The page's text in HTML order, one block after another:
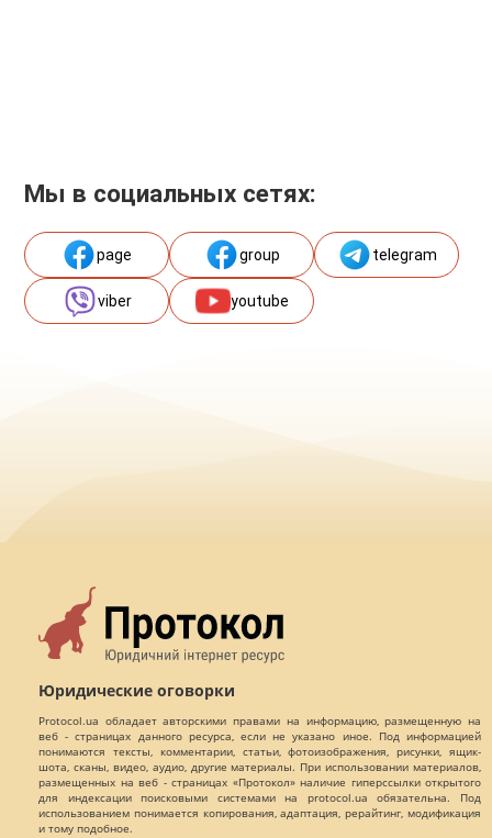
Мы в социальных сетях:
page group telegram
viber youtube
Юридические оговорки
Protocol.ua обладает авторскими правами на информацию, размещенную на
веб - страницах данного ресурса, если не указано иное. Под информацией
понимаются тексты, комментарии, статьи, фотоизображения, рисунки, ящик-
шота, сканы, видео, аудио, другие материалы. При использовании материалов,
размещенных на веб - страницах «Протокол» наличие гиперссылки открытого
для индексации поисковыми системами на protocol.ua обязательна. Под
использованием понимается копирования, адаптация, рерайтинг, модификация
и тому подобное.